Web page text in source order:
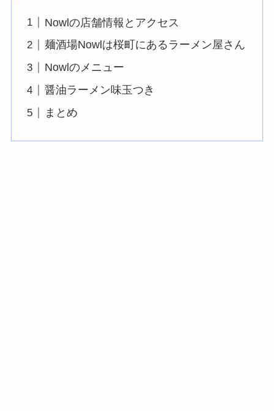
Nowlの店舗情報とアクセス
麺酒場Nowlは桜町にあるラーメン屋さん
Nowlのメニュー
醤油ラーメン味玉つき
まとめ